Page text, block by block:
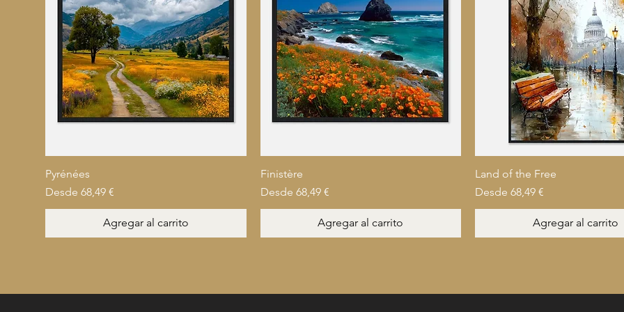
Pyrénées
Desde 68,49 €
Precio de oferta
Agregar al carrito
Finistère
Desde 68,49 €
Precio de oferta
Agregar al carrito
Land of the Free
Desde 68,49 €
Precio de oferta
Agregar al carrito